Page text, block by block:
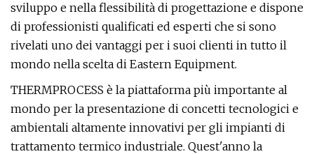
sviluppo e nella flessibilità di progettazione e dispone
di professionisti qualificati ed esperti che si sono
rivelati uno dei vantaggi per i suoi clienti in tutto il
mondo nella scelta di Eastern Equipment.
THERMPROCESS è la piattaforma più importante al
mondo per la presentazione di concetti tecnologici e
ambientali altamente innovativi per gli impianti di
trattamento termico industriale. Quest'anno la